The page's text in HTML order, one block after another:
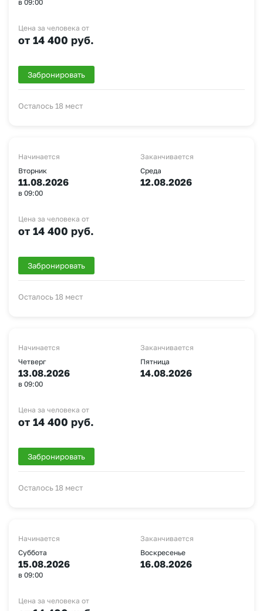
в 09:00
Цена за человека от
от 14 400 руб.
Забронировать
Осталось 18 мест
Начинается
Вторник
11.08.2026
в 09:00
Заканчивается
Среда
12.08.2026
Цена за человека от
от 14 400 руб.
Забронировать
Осталось 18 мест
Начинается
Четверг
13.08.2026
в 09:00
Заканчивается
Пятница
14.08.2026
Цена за человека от
от 14 400 руб.
Забронировать
Осталось 18 мест
Начинается
Суббота
15.08.2026
в 09:00
Заканчивается
Воскресенье
16.08.2026
Цена за человека от